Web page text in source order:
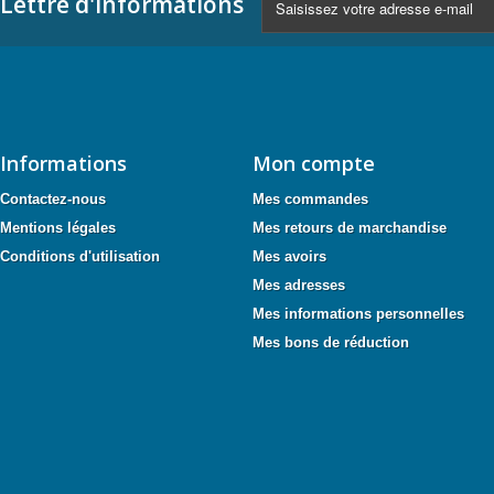
Informations
Contactez-nous
Mentions légales
Conditions d'utilisation
Mon compte
Mes commandes
Mes retours de marchandise
Mes avoirs
Mes adresses
Mes informations personnelles
Mes bons de réduction